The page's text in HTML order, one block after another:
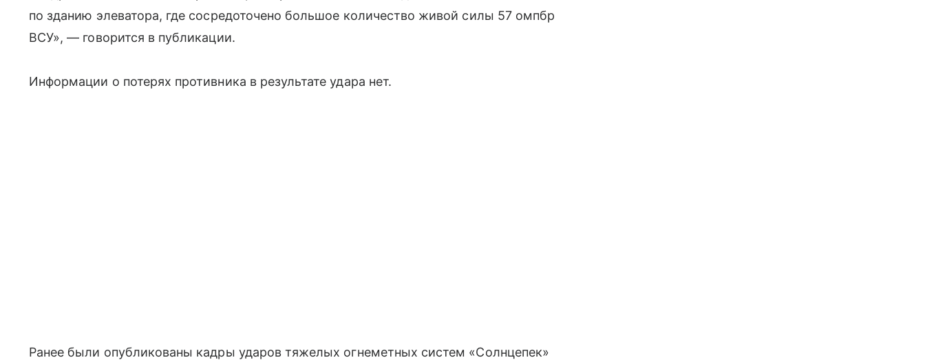
по зданию элеватора, где сосредоточено большое количество живой силы 57 омпбр
ВСУ», — говорится в публикации.
Информации о потерях противника в результате удара нет.
Ранее были опубликованы кадры ударов тяжелых огнеметных систем «Солнцепек»